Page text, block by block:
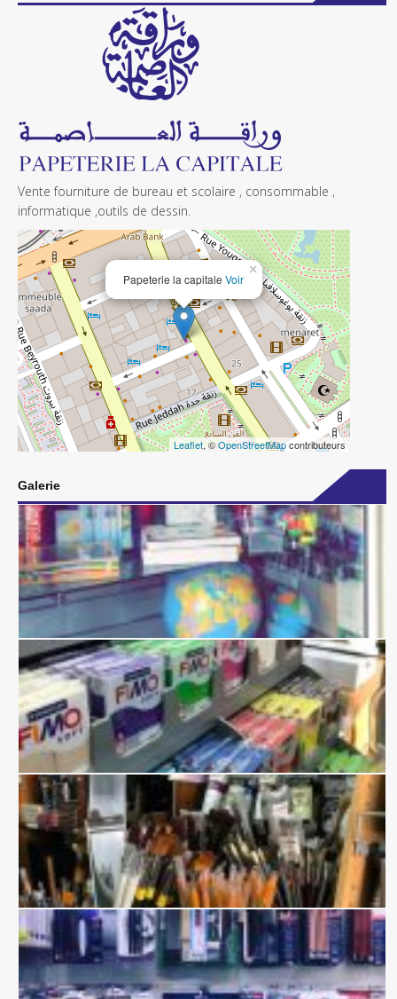
Vente fourniture de bureau et scolaire , consommable ,
informatique ,outils de dessin.
Papeterie la capitale Voir
×
Leaflet, ©OpenStreetMapcontributeurs
Galerie